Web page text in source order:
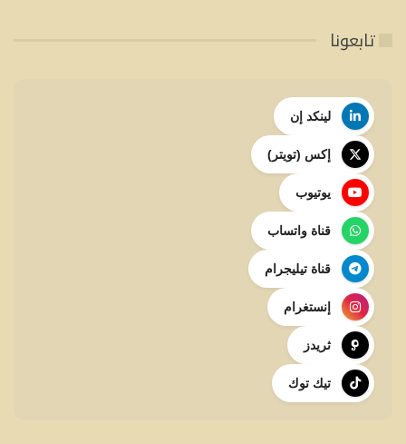
تابعونا
لينكد إن
إكس (تويتر)
يوتيوب
قناة واتساب
قناة تيليجرام
إنستغرام
ثريدز
تيك توك